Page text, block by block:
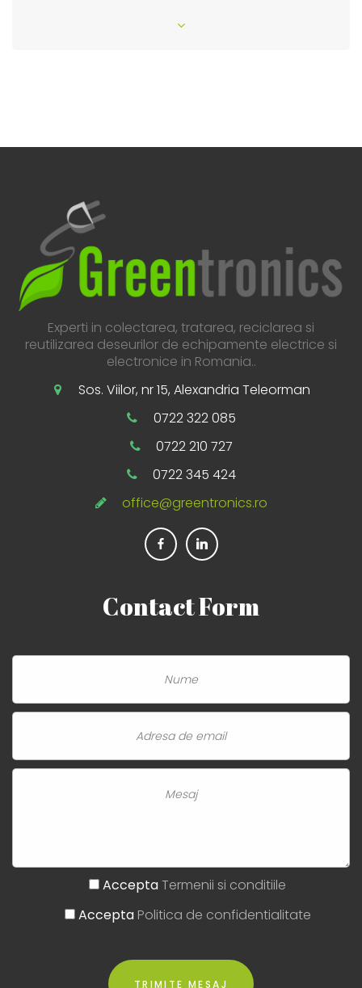
Experti in colectarea, tratarea, reciclarea si
reutilizarea deseurilor de echipamente electrice si
electronice in Romania..
Sos. Viilor, nr 15, Alexandria Teleorman
0722 322 085
0722 210 727
0722 345 424
office@greentronics.ro
ContactForm
AcceptaTermenii si conditiile
AcceptaPolitica de confidentialitate